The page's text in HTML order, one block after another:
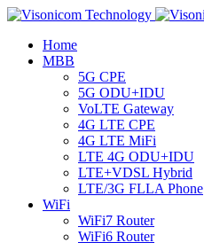
Home
MBB
5G CPE
5G ODU+IDU
VoLTE Gateway
4G LTE CPE
4G LTE MiFi
LTE 4G ODU+IDU
LTE+VDSL Hybrid
LTE/3G FLLA Phone
WiFi
WiFi7 Router
WiFi6 Router